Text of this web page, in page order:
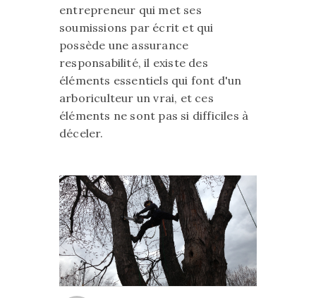
entrepreneur qui met ses
soumissions par écrit et qui
possède une assurance
responsabilité, il existe des
éléments essentiels qui font d'un
arboriculteur un vrai, et ces
éléments ne sont pas si difficiles à
déceler.